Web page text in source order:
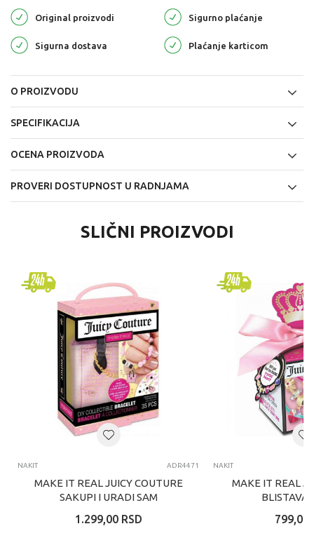
Original proizvodi Sigurno plaćanje
Sigurna dostava Plaćanje karticom
O PROIZVODU
SPECIFIKACIJA
OCENA PROIZVODA
PROVERI DOSTUPNOST U RADNJAMA
SLIČNI PROIZVODI
NAKIT ADR4471
MAKE IT REAL JUICY COUTURE
SAKUPI I URADI SAM
1.299,00 RSD
NAKIT
MAKE IT REAL
BLISTAVA
799,00